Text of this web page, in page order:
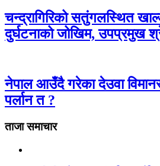
चन्द्रागिरिको सतुंगलस्थित
दुर्घटनाको जोखिम, उपप्रमुख
नेपाल आउँदै गरेका देउवा
पर्लान त ?
ताजा समाचार